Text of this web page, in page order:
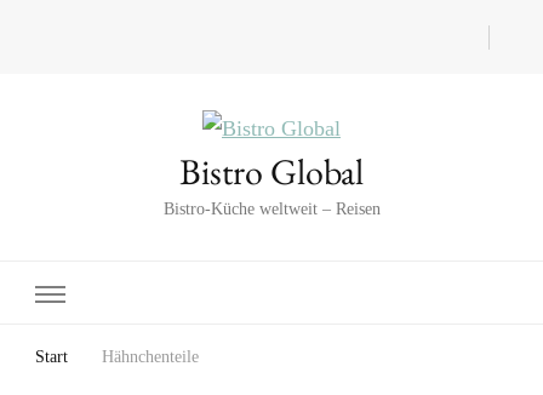
Bistro Global
Bistro-Küche weltweit – Reisen
Start Hähnchenteile